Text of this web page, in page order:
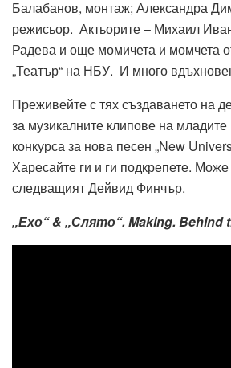
Балабанов, монтаж; Александра
режисьор. Актьорите – Михаил
Радева и още момичета и момчета
„Театър“ на НБУ. И много
Преживейте с тях създаването на
за музикалните клипове на младите
конкурса за нова песен „New
Харесайте ги и ги подкрепете.
следващият Дейвид Финчър.
„Ехо“& „Слято“. Making. Behind